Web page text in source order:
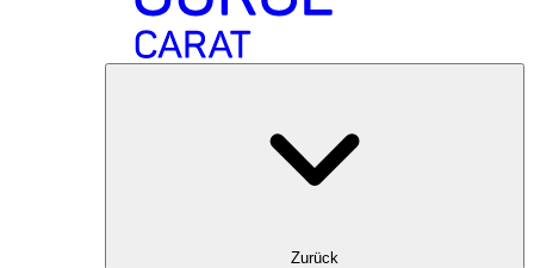
Zurück